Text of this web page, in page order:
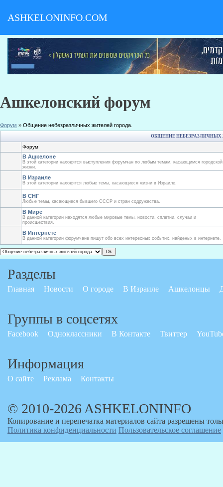
ASHKELONINFO.COM
Ашкелонский форум
Форум » Общение небезразличных жителей города.
ОБЩЕНИЕ НЕБЕЗРАЗЛИЧНЫХ
Форум
В Ашкелоне
В этой категории находятся выступления форумчан по любым темам, касающимся городской
жизни.
В Израиле
В этой категории находятся любые темы, касающиеся жизни в Израиле.
В СНГ
Любые темы, касающиеся бывшего СССР и стран содружества.
В Мире
В данной категории находятся любые мировые темы, новости, сплетни, случаи и
происшествия.
В Интернете
В данной категории форумчане пишут обо всех интересных событих, найденых в интернете.
Разделы
Главная Новости О городе В Израиле Ашкелонцы
Группы в соцсетях
Facebook Одноклассники В Контакте Твиттер
Информация
О сайте Реклама Контакты
© 2010-2026 ASHKELONINFO
Копирование и перепечатка материалов сайта разрешены
Политика конфиденциальности Пользовательское соглашение